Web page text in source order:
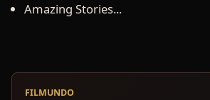
Amazing Stories...
FILMUNDO